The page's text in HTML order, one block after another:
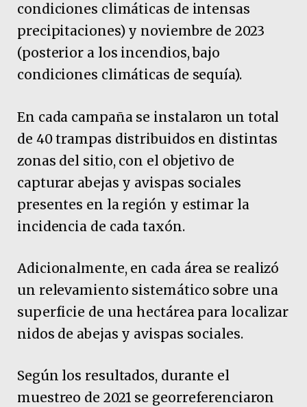
condiciones climáticas de intensas
precipitaciones) y noviembre de 2023
(posterior a los incendios, bajo
condiciones climáticas de sequía).
En cada campaña se instalaron un total
de 40 trampas distribuidos en distintas
zonas del sitio, con el objetivo de
capturar abejas y avispas sociales
presentes en la región y estimar la
incidencia de cada taxón.
Adicionalmente, en cada área se realizó
un relevamiento sistemático sobre una
superficie de una hectárea para localizar
nidos de abejas y avispas sociales.
Según los resultados, durante el
muestreo de 2021 se georreferenciaron